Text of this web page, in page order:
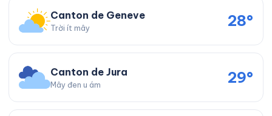
Canton de Geneve
Trời ít mây 28°
Canton de Jura
Mây đen u ám 29°